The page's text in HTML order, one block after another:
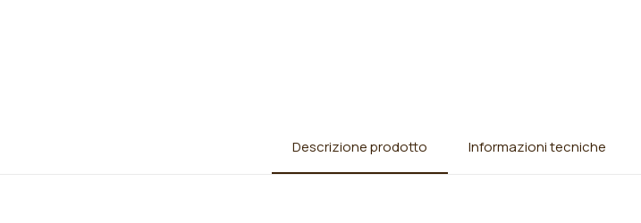
Descrizione prodotto Informazioni tecniche